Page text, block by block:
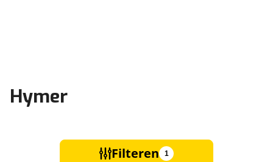
Hymer
Filteren 1